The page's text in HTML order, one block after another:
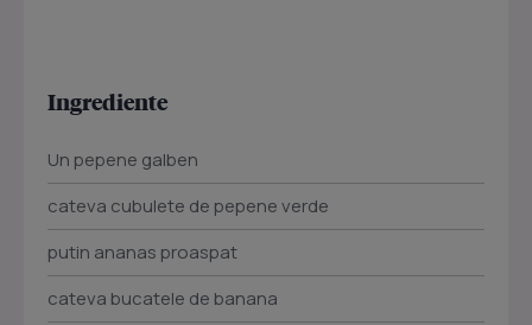
Ingrediente
Un pepene galben
cateva cubulete de pepene verde
putin ananas proaspat
cateva bucatele de banana